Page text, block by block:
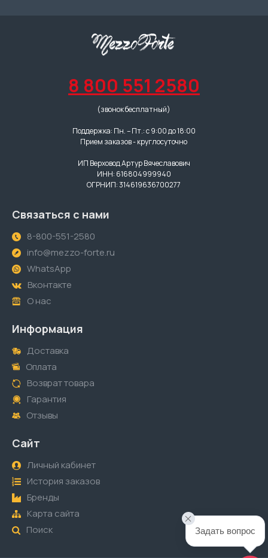
8 800 551 2580
(звонок бесплатный)
Поддержка: Пн. – Пт.: с 9:00 до 18:00
Прием заказов - круглосуточно
ИП Верховод Артур Вячеславович
ИНН: 616804999940
ОГРНИП: 314619636700277
Связаться с нами
8-800-551-2580
info@mezzo-forte.ru
WhatsApp
Вконтакте
О нас
Информация
Доставка
Оплата
Возврат товара
Гарантия
Отзывы
Сайт
Личный кабинет
История заказов
Бренды
Карта сайта
Поиск
Задать вопрос